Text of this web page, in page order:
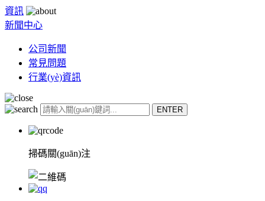
資訊
新聞中心
公司新聞
常見問題
行業(yè)資訊
掃碼關(guān)注